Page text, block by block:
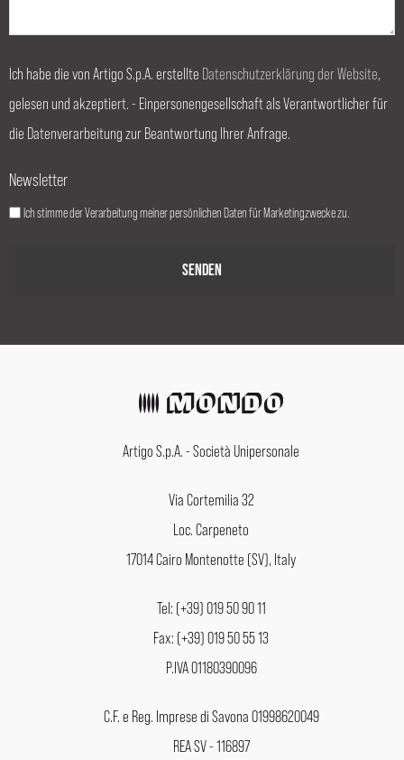
Ich habe die von Artigo S.p.A. erstellte Datenschutzerklärung der Website,
gelesen und akzeptiert. - Einpersonengesellschaft als Verantwortlicher für
die Datenverarbeitung zur Beantwortung Ihrer Anfrage.
Newsletter
Ich stimme der Verarbeitung meiner persönlichen Daten für Marketingzwecke zu.
Artigo S.p.A. - Società Unipersonale
Via Cortemilia 32
Loc. Carpeneto
17014 Cairo Montenotte (SV), Italy
Tel: (+39) 019 50 90 11
Fax: (+39) 019 50 55 13
P.IVA 01180390096
C.F. e Reg. Imprese di Savona 01998620049
REA SV - 116897